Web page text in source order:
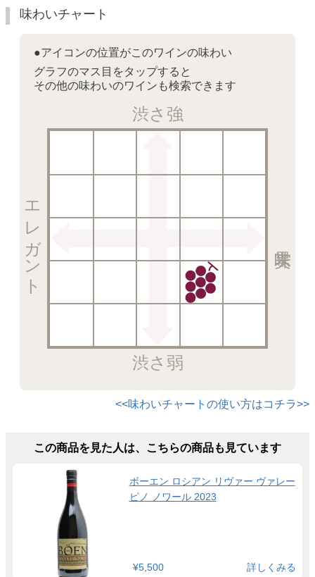
味わいチャート
●アイコンの位置がこのワインの味わい
グラフのマス目をタップすると
その他の味わいのワインも検索できます
渋さ強
渋さ弱
エレガント
<<味わいチャートの使い方はコチラ>>
この商品を見た人は、こちらの商品も見ています
ボーエン ロシアン リヴァー ヴァレー
ピノ ノワール 2023
¥5,500 詳しくみる